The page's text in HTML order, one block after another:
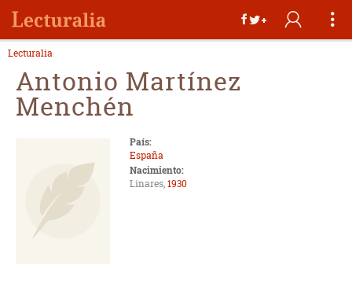
Lecturalia
Antonio Martínez
Menchén
País:
España
Nacimiento:
Linares,1930